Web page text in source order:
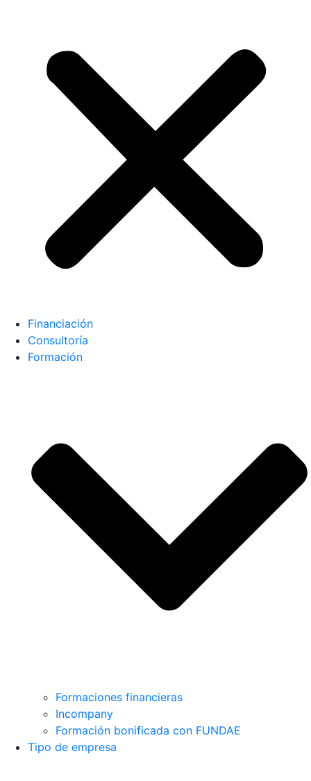
Financiación
Consultoría
Formación
Formaciones financieras
Incompany
Formación bonificada con FUNDAE
Tipo de empresa